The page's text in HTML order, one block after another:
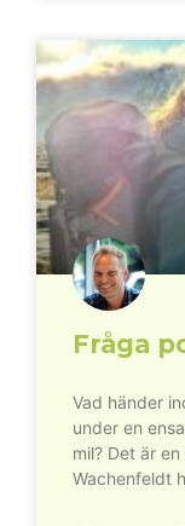
Fråga
Vad händer
under en
mil? Det är
Wachenfeldt